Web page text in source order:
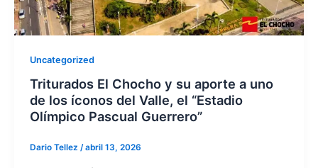
Uncategorized
Triturados El Chocho y su aporte a uno
de los íconos del Valle, el “Estadio
Olímpico Pascual Guerrero”
Dario Tellez /abril 13, 2026